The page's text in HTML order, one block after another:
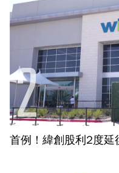
首例！緯創股利2度延